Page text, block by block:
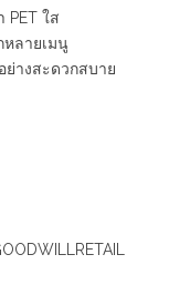
PET ใส
หลายเมนู
างสะดวกสบาย